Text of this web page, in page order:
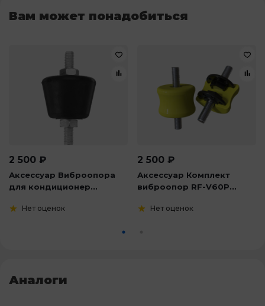
Вам может понадобиться
2 500 ₽
Аксессуар Виброопора
для кондиционер...
Нет оценок
2 500 ₽
Аксессуар Комплект
виброопор RF-V60P...
Нет оценок
Аналоги